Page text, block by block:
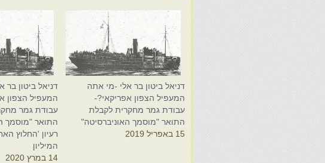
דניאל ביטון בר אלי -מי אתה
המעפיל הצפון אפריקאי?-
עבודת גמר מחקרית לקבלת
התואר "מוסמך האוניברסיטה"
15 באפריל 2019
דניאל ביטון בר
המעפיל הצפון
עבודת גמר
התואר "מוסמך
רעיון 'החלוץ
המיליון
14 במרץ 2020